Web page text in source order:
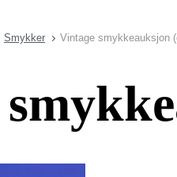
Smykker Vintage smykkeauksjon